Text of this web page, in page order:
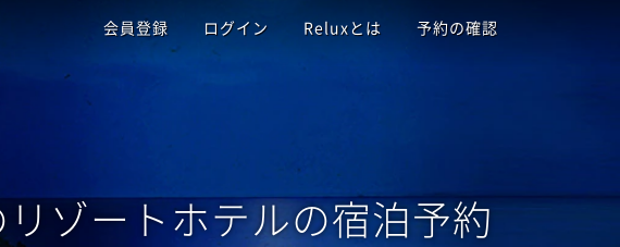
会員登録 ログイン Reluxとは 予約の確認
ゾートホテルの宿泊予約